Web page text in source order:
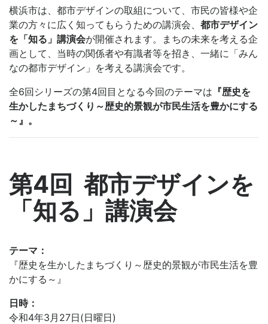
横浜市は、都市デザインの取組について、市民の皆様や企
業の方々に広く知ってもらうための講演会、 都市デザイン
を「知る」講演会が開催されます。まちの未来を考える企
画として、当時の関係者や有識者等を招き、一緒に「みん
なの都市デザイン」を考える講演会です。
全6回シリーズの第4回目となる今回のテーマは 『歴史を
生かしたまちづくり～歴史的景観が市民生活を豊かにする
～』。
第4回 都市デザインを
「知る」講演会
テーマ：
『歴史を生かしたまちづくり～歴史的景観が市民生活を豊
かにする～』
日時：
令和4年3月27日(日曜日)